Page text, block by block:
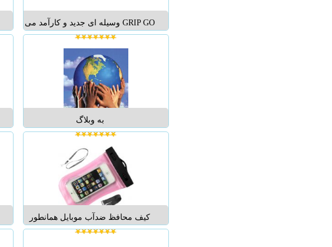
GRIP GO وسیله ای جدید و کارآمد می
باشد که برای نگهداری موبایل و تبلت
GO امکان چرخش 360 درجه و تنظیم
ارتفاع را دارا می باشد که با توجه به
نیاز خود می توانید آن را بچرخانی...
به وبلاگ
http://rayegan3.mihanblog.com/ بروید
و باکمی تلاش موبایل رایگان هدیه
بگیرید...
کیف محافظ ضدآب موبایل همانطور
که از نامش پیداست، از گوشی شما